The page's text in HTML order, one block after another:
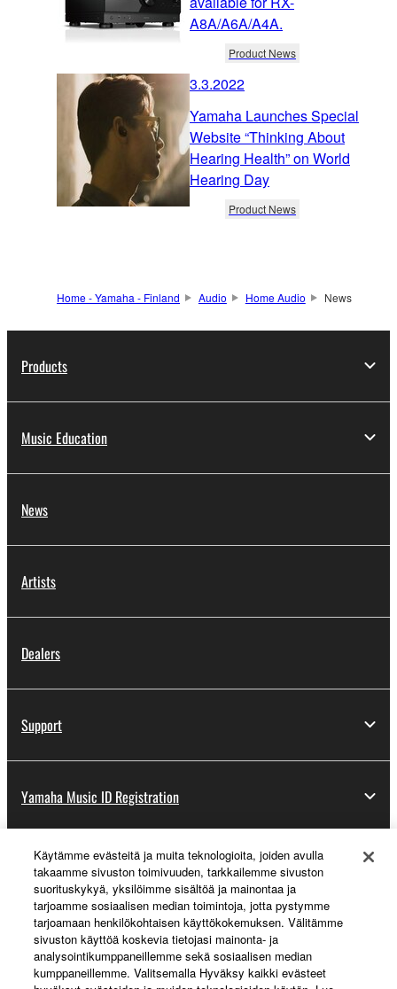
A8A/A6A/A4A.
Product News
3.3.2022
Yamaha Launches Special
Website “Thinking About
Hearing Health” on World
Hearing Day
Product News
Home - Yamaha - Finland Audio Home Audio News
Products
Music Education
News
Artists
Dealers
Support
Yamaha Music ID Registration
About Yamaha
Suomi - English
Business
Käytämme evästeitä ja muita teknologioita, joiden avulla
takaamme sivuston toimivuuden, tarkkailemme sivuston
suorituskykyä, yksilöimme sisältöä ja mainontaa ja
tarjoamme sosiaalisen median toimintoja, jotta pystymme
tarjoamaan henkilökohtaisen käyttökokemuksen. Välitämme
sivuston käyttöä koskevia tietojasi mainonta- ja
analysointikumppaneillemme sekä sosiaalisen median
kumppaneillemme. Valitsemalla Hyväksy kaikki evästeet